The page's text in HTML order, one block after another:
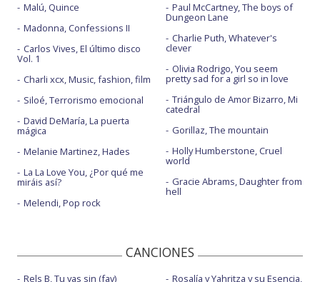
Malú, Quince
Madonna, Confessions II
Carlos Vives, El último disco
Vol. 1
Charli xcx, Music, fashion, film
Siloé, Terrorismo emocional
David DeMaría, La puerta
mágica
Melanie Martinez, Hades
La La Love You, ¿Por qué me
miráis así?
Melendi, Pop rock
Paul McCartney, The boys of
Dungeon Lane
Charlie Puth, Whatever's
clever
Olivia Rodrigo, You seem
pretty sad for a girl so in love
Triángulo de Amor Bizarro, Mi
catedral
Gorillaz, The mountain
Holly Humberstone, Cruel
world
Gracie Abrams, Daughter from
hell
CANCIONES
Rels B, Tu vas sin (fav) Rosalía y Yahritza y su Esencia,